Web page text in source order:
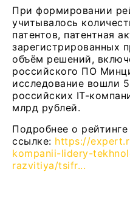
При формировании
учитывалось
патентов, патентная
зарегистрированных
объём решений,
российского ПО
исследование вошли
российских IT-
млрд рублей.
Подробнее о рейтинге
ссылке: https://
kompanii-lidery-
razvitiya/tsifr...